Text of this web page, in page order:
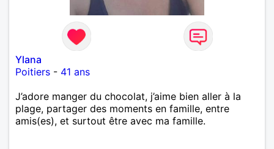
Ylana
Poitiers - 41 ans
J’adore manger du chocolat, j’aime bien aller à la
plage, partager des moments en famille, entre
amis(es), et surtout être avec ma famille.